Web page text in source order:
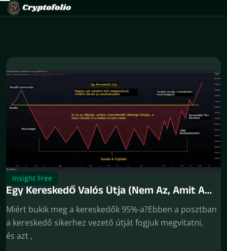
Insight Free
Egy Kereskedő Valós Útja (Nem Az, Amit A
Legtöbben Gondolnak)
Miért bukik meg a kereskedők 95%-a?Ebben a posztban
a kereskedő sikerhez vezető útját fogjuk megvitatni,
és azt ,